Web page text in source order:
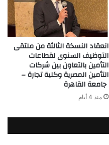
انعقاد النسخة الثالثة من ملتقى
التوظيف السنوى لقطاعات
التأمين بالتعاون بين شركات
التأمين المصرية وكلية تجارة –
جامعة القاهرة
منذ 4 أيام